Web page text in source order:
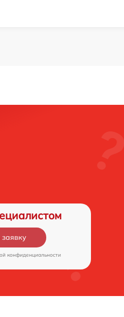
заявку
конфиденциальности